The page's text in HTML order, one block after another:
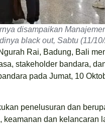
disampaikan
black out, Sabtu (11/
Rai, Badung, Bali
stakeholder bandara,
pada Jumat, 10
penelusuran dan
dan kelancaran